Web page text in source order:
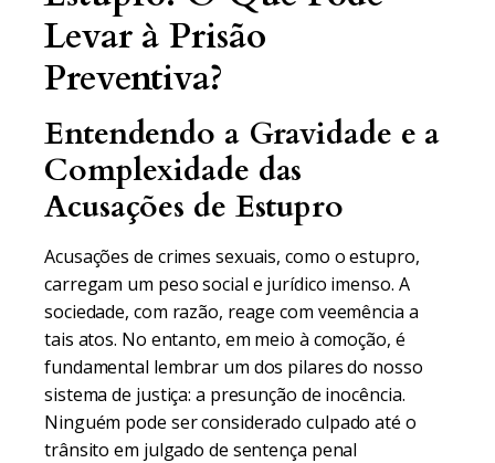
Levar à Prisão
Preventiva?
Entendendo a Gravidade e a
Complexidade das
Acusações de Estupro
Acusações de crimes sexuais, como o estupro,
carregam um peso social e jurídico imenso. A
sociedade, com razão, reage com veemência a
tais atos. No entanto, em meio à comoção, é
fundamental lembrar um dos pilares do nosso
sistema de justiça: a presunção de inocência.
Ninguém pode ser considerado culpado até o
trânsito em julgado de sentença penal